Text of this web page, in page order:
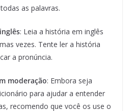
as palavras.
: Leia a história em inglês
vezes. Tente ler a história
a pronúncia.
moderação: Embora seja
para ajudar a entender
recomendo que você os use o